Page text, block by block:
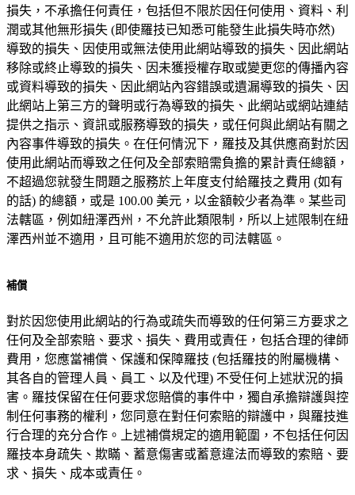
損失，不承擔任何責任，包括但不限於因任何使用、資料、利
潤或其他無形損失 (即使羅技已知悉可能發生此損失時亦然)
導致的損失、因使用或無法使用此網站導致的損失、因此網站
移除或終止導致的損失、因未獲授權存取或變更您的傳播內容
或資料導致的損失、因此網站內容錯誤或遺漏導致的損失、因
此網站上第三方的聲明或行為導致的損失、此網站或網站連結
提供之指示、資訊或服務導致的損失，或任何與此網站有關之
內容事件導致的損失。在任何情況下，羅技及其供應商對於因
使用此網站而導致之任何及全部索賠需負擔的累計責任總額，
不超過您就發生問題之服務於上年度支付給羅技之費用 (如有
的話) 的總額，或是 100.00 美元，以金額較少者為準。某些司
法轄區，例如紐澤西州，不允許此類限制，所以上述限制在紐
澤西州並不適用，且可能不適用於您的司法轄區。
補償
對於因您使用此網站的行為或疏失而導致的任何第三方要求之
任何及全部索賠、要求、損失、費用或責任，包括合理的律師
費用，您應當補償、保護和保障羅技 (包括羅技的附屬機構、
其各自的管理人員、員工、以及代理) 不受任何上述狀況的損
害。羅技保留在任何要求您賠償的事件中，獨自承擔辯護與控
制任何事務的權利，您同意在對任何索賠的辯護中，與羅技進
行合理的充分合作。上述補償規定的適用範圍，不包括任何因
羅技本身疏失、欺瞞、蓄意傷害或蓄意違法而導致的索賠、要
求、損失、成本或責任。